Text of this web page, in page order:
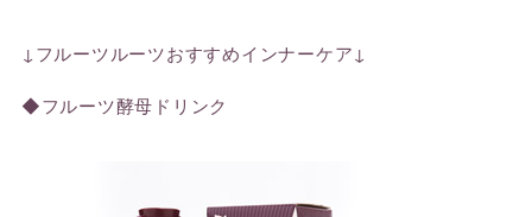
↓フルーツルーツおすすめインナーケア↓
◆フルーツ酵母ドリンク